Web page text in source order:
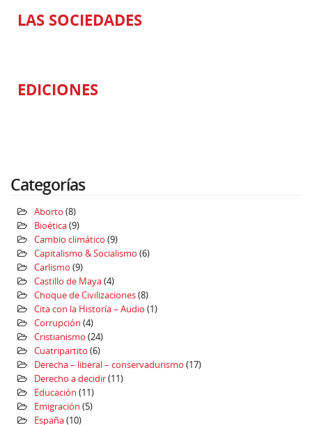
LAS SOCIEDADES
EDICIONES
Categorías
Aborto (8)
Bioética(9)
Cambio climático (9)
Capitalismo & Socialismo (6)
Carlismo (9)
Castillo de Maya(4)
Choque de Civilizaciones(8)
Cita con la Historía – Audio (1)
Corrupción (4)
Cristianismo (24)
Cuatripartito (6)
Derecha – liberal – conservadurismo (17)
Derecho a decidir(11)
Educación (11)
Emigración (5)
España(10)